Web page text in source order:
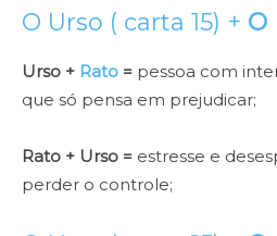
O Urso ( carta 15) + O
Urso + Rato = pessoa com
que só pensa em prejudicar;
Rato + Urso = estresse e
perder o controle;